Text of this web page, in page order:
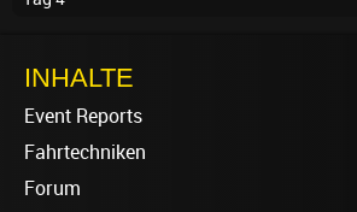
INHALTE
Event Reports
Fahrtechniken
Forum